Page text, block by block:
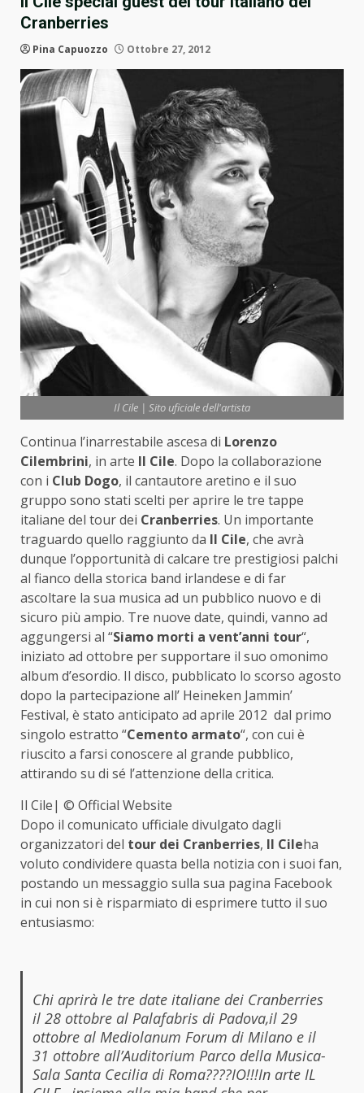
Cranberries
Pina Capuozzo Ottobre 27, 2012
Il Cile | Sito uficiale dell'artista
Continua l’inarrestabile ascesa di Lorenzo
Cilembrini, in arte Il Cile. Dopo la collaborazione
con i Club Dogo, il cantautore aretino e il suo
gruppo sono stati scelti per aprire le tre tappe
italiane del tour dei Cranberries. Un importante
traguardo quello raggiunto da Il Cile, che avrà
dunque l’opportunità di calcare tre prestigiosi palchi
al fianco della storica band irlandese e di far
ascoltare la sua musica ad un pubblico nuovo e di
sicuro più ampio. Tre nuove date, quindi, vanno ad
aggungersi al “Siamo morti a vent’anni tour“,
iniziato ad ottobre per supportare il suo omonimo
album d’esordio. Il disco, pubblicato lo scorso agosto
dopo la partecipazione all’ Heineken Jammin’
Festival, è stato anticipato ad aprile 2012 dal primo
singolo estratto “Cemento armato“, con cui è
riuscito a farsi conoscere al grande pubblico,
attirando su di sé l’attenzione della critica.
Il Cile| © Official Website
Dopo il comunicato ufficiale divulgato dagli
organizzatori del tour dei Cranberries, Il Cileha
voluto condividere quasta bella notizia con i suoi fan,
postando un messaggio sulla sua pagina Facebook
in cui non si è risparmiato di esprimere tutto il suo
entusiasmo:
Chi aprirà le tre date italiane dei Cranberries
il 28 ottobre al Palafabris di Padova,il 29
ottobre al Mediolanum Forum di Milano e il
31 ottobre all’Auditorium Parco della Musica-
Sala Santa Cecilia di Roma????IO!!!In arte IL